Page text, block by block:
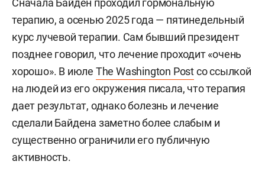
Сначала Байден проходил гормональную
терапию, а осенью 2025 года — пятинедельный
курс лучевой терапии. Сам бывший президент
позднее говорил, что лечение проходит «очень
хорошо». В июле The Washington Postсо ссылкой
на людей из его окружения писала, что терапия
дает результат, однако болезнь и лечение
сделали Байдена заметно более слабым и
существенно ограничили его публичную
активность.